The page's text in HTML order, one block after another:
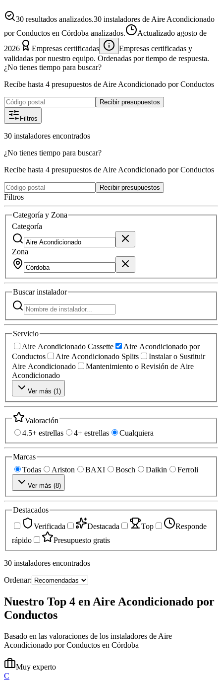
30 resultados analizados.30 instaladores de Aire Acondicionado
por Conductos en Córdoba analizados.
Actualizado agosto de
2026
Empresas certificadas
Empresas certificadas y
validadas por nuestro equipo. Ordenadas por tiempo de respuesta.
¿No tienes tiempo para buscar?
Recibe hasta 4 presupuestos de Aire Acondicionado por Conductos
Recibir presupuestos
Filtros
30 instaladores encontrados
¿No tienes tiempo para buscar?
Recibe hasta 4 presupuestos de Aire Acondicionado por Conductos
Recibir presupuestos
Filtros
Categoría y Zona
Categoría
Zona
Buscarinstalador
Servicio
Aire Acondicionado Cassette
Aire Acondicionado por
Conductos
Aire Acondicionado Splits
Instalar o Sustituir
Aire Acondicionado
Mantenimiento o Revisión de Aire
Acondicionado
Ver más (1)
Valoración
4.5+ estrellas
4+ estrellas Cualquiera
Marcas
Todas
Ariston BAXI Bosch Daikin Ferroli
Ver más (8)
Destacados
Verificada
Destacada Top
Responde
rápido
Presupuesto gratis
30 instaladores encontrados
Ordenar:
Nuestro Top 4 en Aire Acondicionado por
Conductos
Basado en las valoraciones de los instaladores de Aire
Acondicionado por Conductos en Córdoba
Muy experto
C